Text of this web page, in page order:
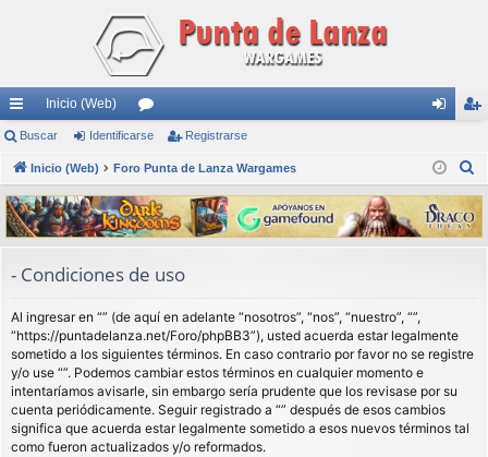
nl
ac
es
rá
s
Inicio (Web)
or
os nti
fic
ar
ist
ra
rs
Buscar Identificarse Registrarse
Inicio (Web) Foro Punta de Lanza Wargames
s
c
- Condiciones de uso
Al ingresar en “” (de aquí en adelante “nosotros”, “nos”, “nuestro”, “”,
“https://puntadelanza.net/Foro/phpBB3”), usted acuerda estar legalmente
sometido a los siguientes términos. En caso contrario por favor no se registre
y/o use “”. Podemos cambiar estos términos en cualquier momento e
intentaríamos avisarle, sin embargo sería prudente que los revisase por su
cuenta periódicamente. Seguir registrado a “” después de esos cambios
significa que acuerda estar legalmente sometido a esos nuevos términos tal
como fueron actualizados y/o reformados.